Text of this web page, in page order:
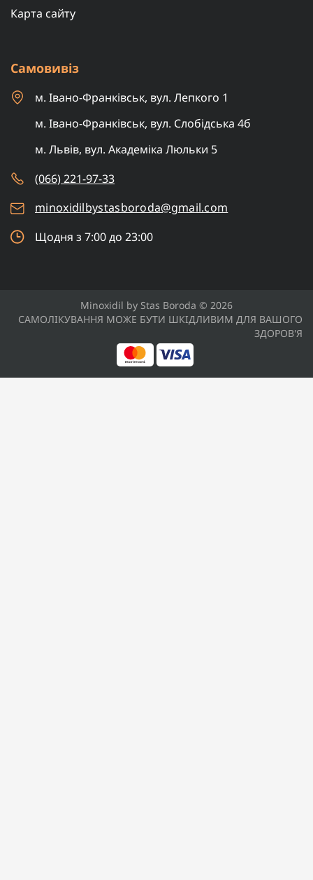
Карта сайту
Самовивіз
м. Івано-Франківськ, вул. Лепкого 1
м. Івано-Франківськ, вул. Слобідська 4б
м. Львів, вул. Академіка Люльки 5
(066) 221-97-33
minoxidilbystasboroda@gmail.com
Щодня з 7:00 до 23:00
Minoxidil by Stas Boroda © 2026
САМОЛІКУВАННЯ МОЖЕ БУТИ ШКІДЛИВИМ ДЛЯ ВАШОГО
ЗДОРОВ'Я